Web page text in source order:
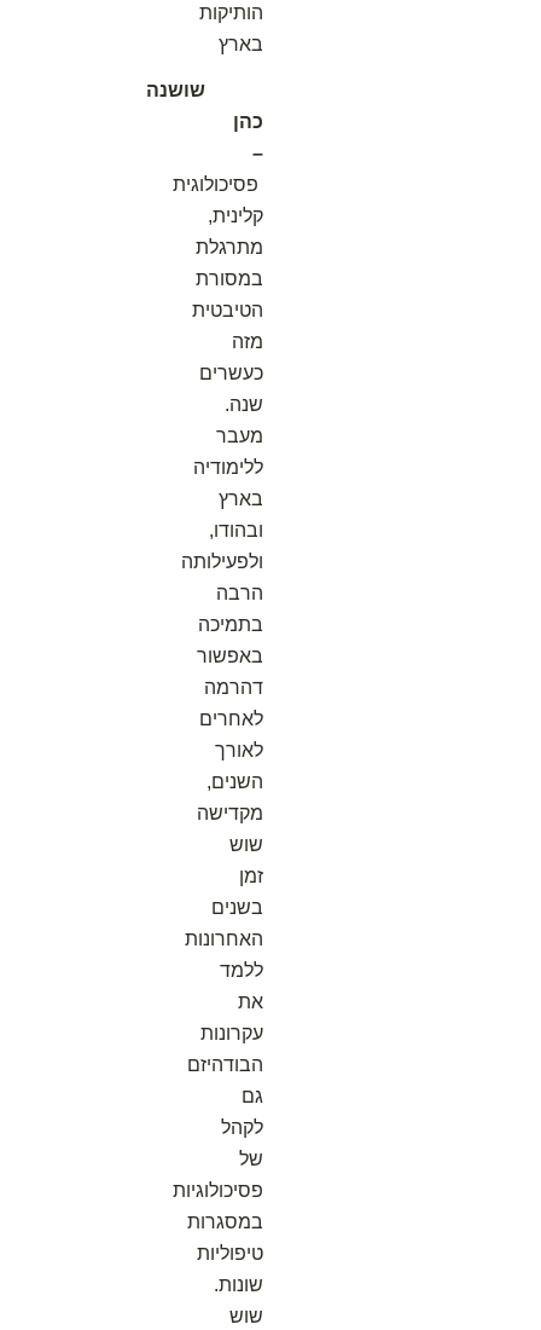
הותיקות
בארץ
שושנה
כהן
–
פסיכולוגית
קלינית,
מתרגלת
במסורת
הטיבטית
מזה
כעשרים
שנה.
מעבר
ללימודיה
בארץ
ובהודו,
ולפעילותה
הרבה
בתמיכה
באפשור
דהרמה
לאחרים
לאורך
השנים,
מקדישה
שוש
זמן
בשנים
האחרונות
ללמד
את
עקרונות
הבודהיזם
גם
לקהל
של
פסיכולוגיות
במסגרות
טיפוליות
שונות.
שוש